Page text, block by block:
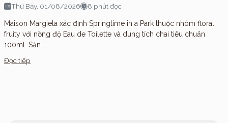
Thứ Bảy, 01/08/2026 8 phút đọc
Maison Margiela xác định Springtime in a Park thuộc nhóm floral
fruity với nồng độ Eau de Toilette và dung tích chai tiêu chuẩn
100ml. Sản...
Đọc tiếp